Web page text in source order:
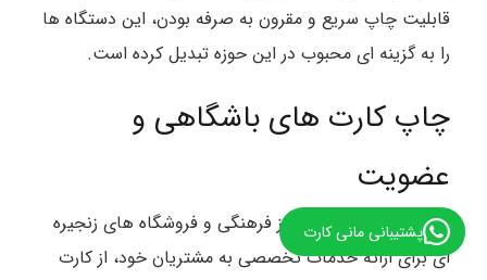
قابلیت چاپ سریع و مقرون به صرفه بودن، این دستگاه ها
را به گزینه ای محبوب در این حوزه تبدیل کرده است.
چاپ کارت های باشگاهی و
عضویت
باشگاههای ورزشی، مراکز فرهنگی و فروشگاه های زنجیره
ای برای ارائه خدمات تخصصی به مشتریان خود، از کارت
پشتیبانی مانی کارت